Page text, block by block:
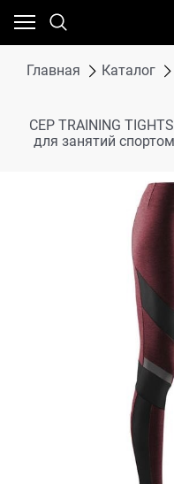
Главная Каталог
CEP TRAINING
для занятий